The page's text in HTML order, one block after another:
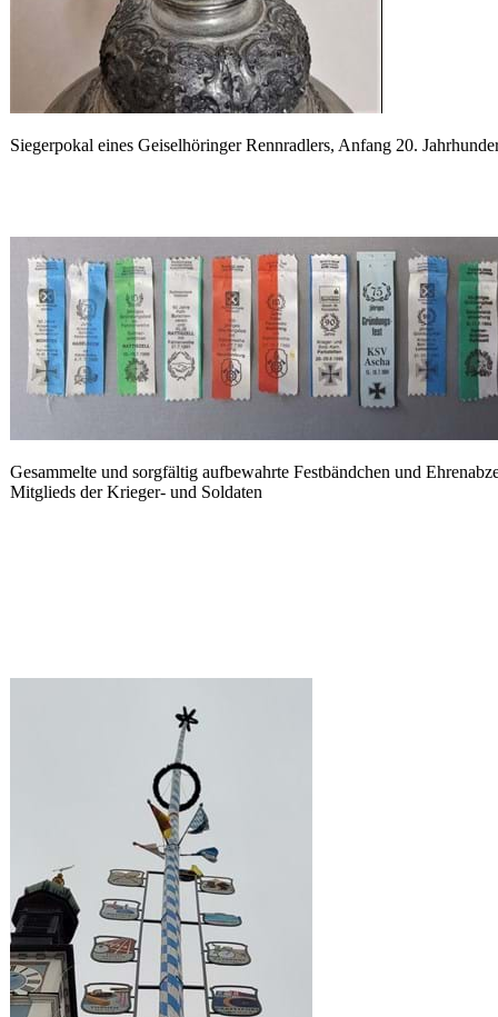
Siegerpokal eines Geiselhöringer Rennradlers, Anfang 20.
Gesammelte und sorgfältig aufbewahrte Festbändchen und
Mitglieds der Krieger- und Soldaten